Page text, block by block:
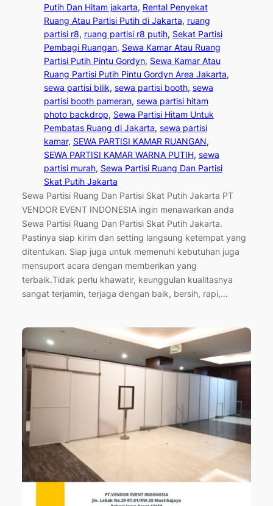
Putih Dan Hitam jakarta, Rental Penyekat
Ruang Atau Partisi Putih di Jakarta, ruang
partisi r8, ruang partisi r8 putih, Sekat Partisi
Pembagi Ruangan, Sewa Kamar Atau Ruang
Partisi Putih Pintu Gordyn, Sewa Kamar Atau
Ruang Partisi Putih Pintu Gordyn Area Jakarta
sewa partisi bilik, sewa partisi booth, sewa
partisi booth pameran, sewa partisi hitam
photo backdrop, Sewa Partisi Hitam Untuk
Pembatas Ruang di Jakarta, sewa partisi
kamar, SEWA PARTISI KAMAR RUANGAN
SEWA PARTISI KAMAR WARNA PUTIH, sewa
partisi murah, Sewa Partisi Ruang Dan Partisi
Skat Putih Jakarta
Sewa Partisi Ruang Dan Partisi Skat Putih Jakarta PT
VENDOR EVENT INDONESIA ingin menawarkan anda
Sewa Partisi Ruang Dan Partisi Skat Putih Jakarta.
Pastinya siap kirim dan setting langsung ketempat yang
ditentukan. Siap juga untuk memenuhi kebutuhan juga
mensuport acara dengan memberikan yang
terbaik.Tidak perlu khawatir, keunggulan kualitasnya
sangat terjamin, terjaga dengan baik, bersih, rapi,…